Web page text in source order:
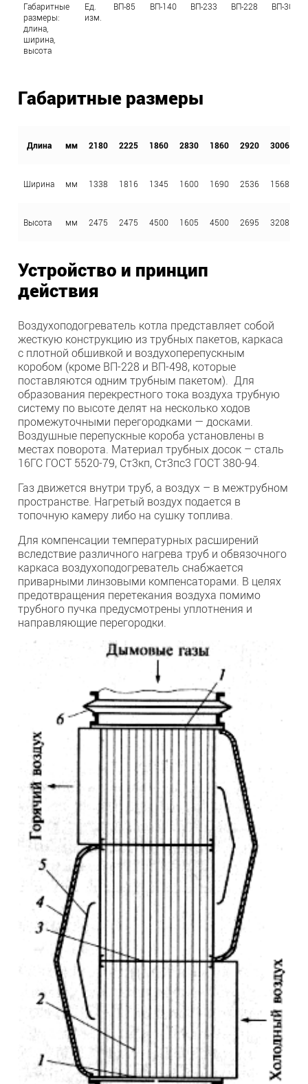
Габаритные
размеры:
длина,
ширина,
высота
Ед.
изм.
ВП-85 ВП-140 ВП-233 ВП-228 ВП-300
Габаритные размеры
Длина мм 2180 2225 1860 2830 1860 2920 3006
Ширина мм 1338 1816 1345 1600 1690 2536 1568
Высота мм 2475 2475 4500 1605 4500 2695 3208
Устройство и принцип
действия
Воздухоподогреватель котла представляет собой
жесткую конструкцию из трубных пакетов, каркаса
с плотной обшивкой и воздухоперепускным
коробом (кроме ВП-228 и ВП-498, которые
поставляются одним трубным пакетом). Для
образования перекрестного тока воздуха труб­ную
систему по высоте делят на не­сколько ходов
промежуточными пе­регородками — досками.
Воздушные перепускные короба установлены в
местах поворота. Материал трубных досок – сталь
16ГС ГОСТ 5520-79, Ст3кп, Ст3пс3 ГОСТ 380-94.
Газ движется внутри труб, а воздух – в межтрубном
пространстве. Нагретый воздух подается в
топочную камеру либо на сушку топлива.
Для компенсации температурных расширений
вследствие различного нагрева труб и обвязочного
каркаса воздухоподогреватель снабжается
приварными линзовыми компенсаторами. В целях
предотвращения перетекания воздуха помимо
трубного пучка предусмотрены уплотнения и
направляющие перегородки.